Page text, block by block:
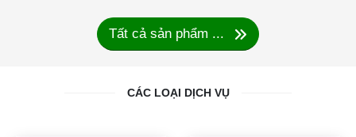
Tất cả sản phẩm ...
CÁC LOẠI DỊCH VỤ